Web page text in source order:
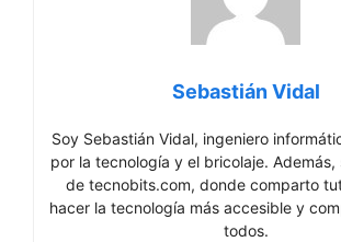
Sebastián Vidal
Soy Sebastián Vidal, ingeniero
por la tecnología y el bricolaje.
de tecnobits.com, donde comparto
hacer la tecnología más accesible y
todos.